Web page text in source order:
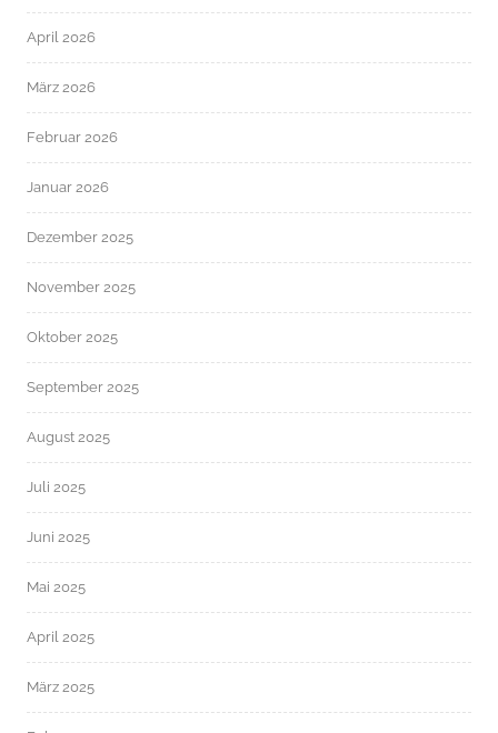
April 2026
März 2026
Februar 2026
Januar 2026
Dezember 2025
November 2025
Oktober 2025
September 2025
August 2025
Juli 2025
Juni 2025
Mai 2025
April 2025
März 2025